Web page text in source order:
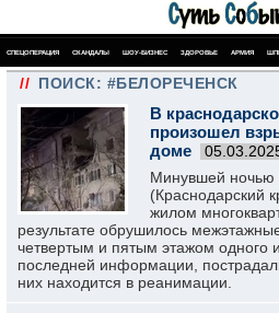
СПЕЦОПЕРАЦИЯ СКАНДАЛЫ ШОУ-БИЗНЕС ЗДОРОВЬЕ АРМИЯ
// ПОИСК: #БЕЛОРЕЧЕНСК
В
произошел
доме
Минувшей ночью
(Краснодарский
жилом
результате обрушилось
четвертым и пятым этажом одного
последней информации,
них находится в реанимации.